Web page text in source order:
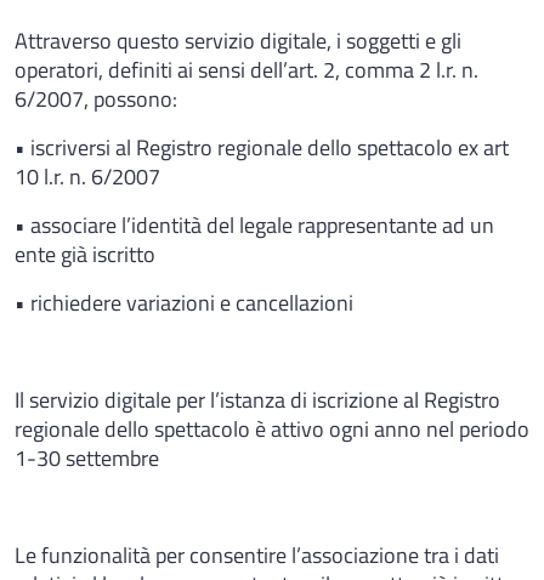
Attraverso questo servizio digitale, i soggetti e gli
operatori, definiti ai sensi dell’art. 2, comma 2 l.r. n.
6/2007, possono:
• iscriversi al Registro regionale dello spettacolo ex art
10 l.r. n. 6/2007
• associare l’identità del legale rappresentante ad un
ente già iscritto
• richiedere variazioni e cancellazioni
Il servizio digitale per l’istanza di iscrizione al Registro
regionale dello spettacolo è attivo ogni anno nel periodo
1-30 settembre
Le funzionalità per consentire l’associazione tra i dati